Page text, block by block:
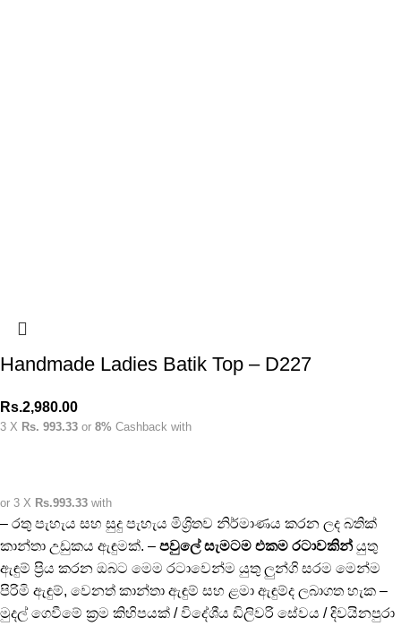
Handmade Ladies Batik Top – D227
Rs.2,980.00
3 X Rs. 993.33 or 8% Cashback with
or 3 X Rs.993.33 with
– රතු පැහැය සහ සුදු පැහැය මිශ්‍රිතව නිර්මාණය කරන ලද බතික්
කාන්තා උඩුකය ඇඳුමක්. – පවුලේ සැමටම එකම රටාවකින් යුතු
ඇඳුම් ප්‍රිය කරන ඔබට මෙම රටාවෙන්ම යුතු ලුන්ගි සරම මෙන්ම
පිරිමි ඇඳුම්, වෙනත් කාන්තා ඇඳුම් සහ ළමා ඇඳුම්ද ලබාගත හැක –
මුදල් ගෙවීමේ ක්‍රම කිහිපයක් / විදේශීය ඩිලිවරි සේවය / දිවයිනපුරා